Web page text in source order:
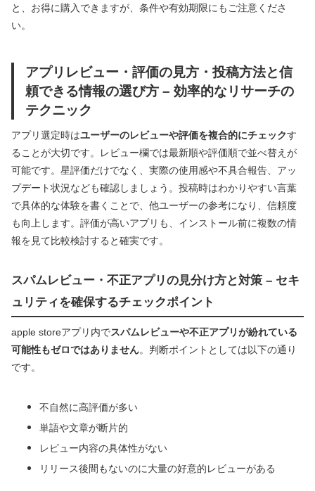
と、お得に購入できますが、条件や有効期限にもご注意くださ
い。
アプリレビュー・評価の見方・投稿方法と信
頼できる情報の選び方 – 効率的なリサーチの
テクニック
アプリ選定時はユーザーのレビューや評価を複合的にチェックす
ることが大切です。レビュー欄では最新順や評価順で並べ替えが
可能です。星評価だけでなく、実際の使用感や不具合報告、アッ
プデート状況なども確認しましょう。投稿時はわかりやすい言葉
で具体的な体験を書くことで、他ユーザーの参考になり、信頼度
も向上します。評価が高いアプリも、インストール前に複数の情
報を見て比較検討すると確実です。
スパムレビュー・不正アプリの見分け方と対策 – セキ
ュリティを確保するチェックポイント
apple storeアプリ内でスパムレビューや不正アプリが紛れている
可能性もゼロではありません。判断ポイントとしては以下の通り
です。
不自然に高評価が多い
単語や文章が断片的
レビュー内容の具体性がない
リリース後間もないのに大量の好意的レビューがある